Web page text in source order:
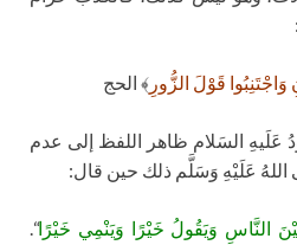
قَوْلَ الزُّورِ ﴾ الحج
السَلام ظاهر اللفظ إلى عدم
عَلَيْهِ وَسَلَّم ذلك حين قال:
النَّاسِ وَيَقُولُ خَيْرًا وَيَنْمِي خَيْرًا“.